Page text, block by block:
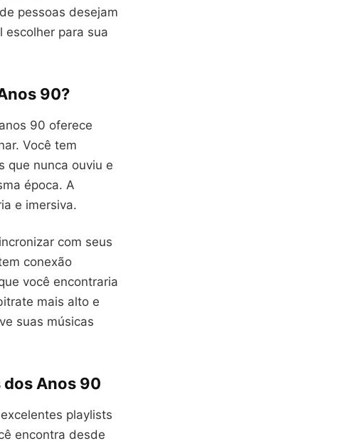
pessoas desejam
escolher para sua
90?
90 oferece
Você tem
que nunca ouviu e
época. A
e imersiva.
com seus
conexão
você encontraria
mais alto e
suas músicas
Anos 90
playlists
encontra desde